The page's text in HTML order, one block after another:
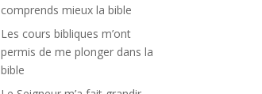
comprends mieux la bible
Les cours bibliques m’ont
permis de me plonger dans la
bible